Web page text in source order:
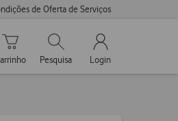
de Oferta de Serviços
Carrinho de compras
Pesquisar
Pesquisa
My Vodafone
Login